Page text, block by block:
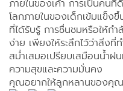
ภายในของเค้า การเป็นคน
โลกภายในของเด็กเข้มแข็ง
ที่ได้รับรู้ การชื่นชมหรือให้กำ
ง่าย เพียงให้ระลึกไว้ว่าสิ่งที่
สม่ำเสมอเปรียบเสมือนน้ำฝ
ความสุขและความมั่นคง
คุณอยากให้ลูกหลานของคุ